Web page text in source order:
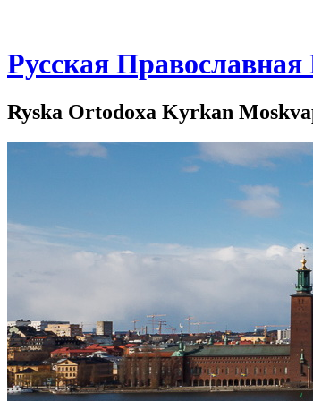
Русская
Ryska Ortodoxa Kyrkan